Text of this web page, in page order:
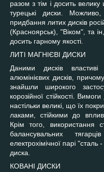
разом з тім і досить
турецькі диски.
придбання литих дисків
(Красноярськ), "Віком", та
досить гарному якості.
ЛИТІ МАГНІЄВІ ДИСКИ
Даними дисків
алюмінієвих дисків,
знайшли широкого
корозійної стійкості.
настільки великі, що їх
лаками, стійкими до
Крім того, використання
балансувальних
електрохімічної парі
диска.
КОВАНІ ДИСКИ